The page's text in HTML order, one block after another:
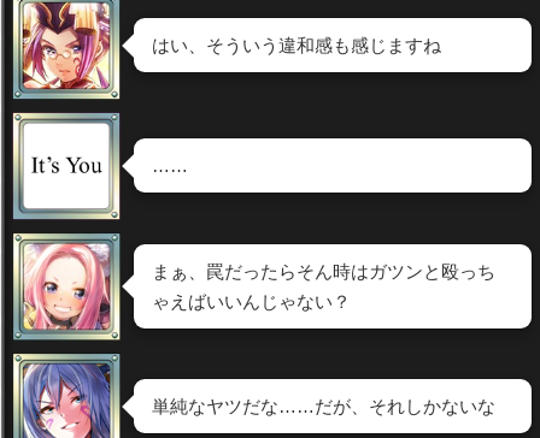
はい、そういう違和感も感じますね
……
まぁ、罠だったらそん時はガツンと殴っち
ゃえばいいんじゃない？
単純なヤツだな……だが、それしかないな